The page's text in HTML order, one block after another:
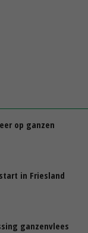
op ganzen
in Friesland
ganzenvlees